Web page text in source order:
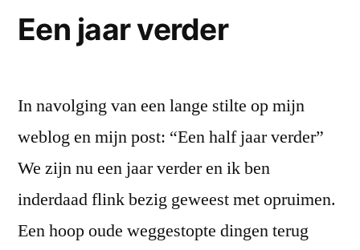
Een jaar verder
In navolging van een lange stilte op mijn
weblog en mijn post: “Een half jaar verder”
We zijn nu een jaar verder en ik ben
inderdaad flink bezig geweest met opruimen.
Een hoop oude weggestopte dingen terug